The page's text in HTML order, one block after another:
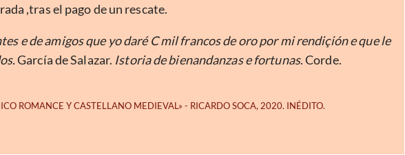
,tras el pago de un rescate.
e de amigos que yo daré C mil francos de oro por mi rendiçión e que le
García de Salazar. Istoria de bienandanzas e fortunas. Corde.